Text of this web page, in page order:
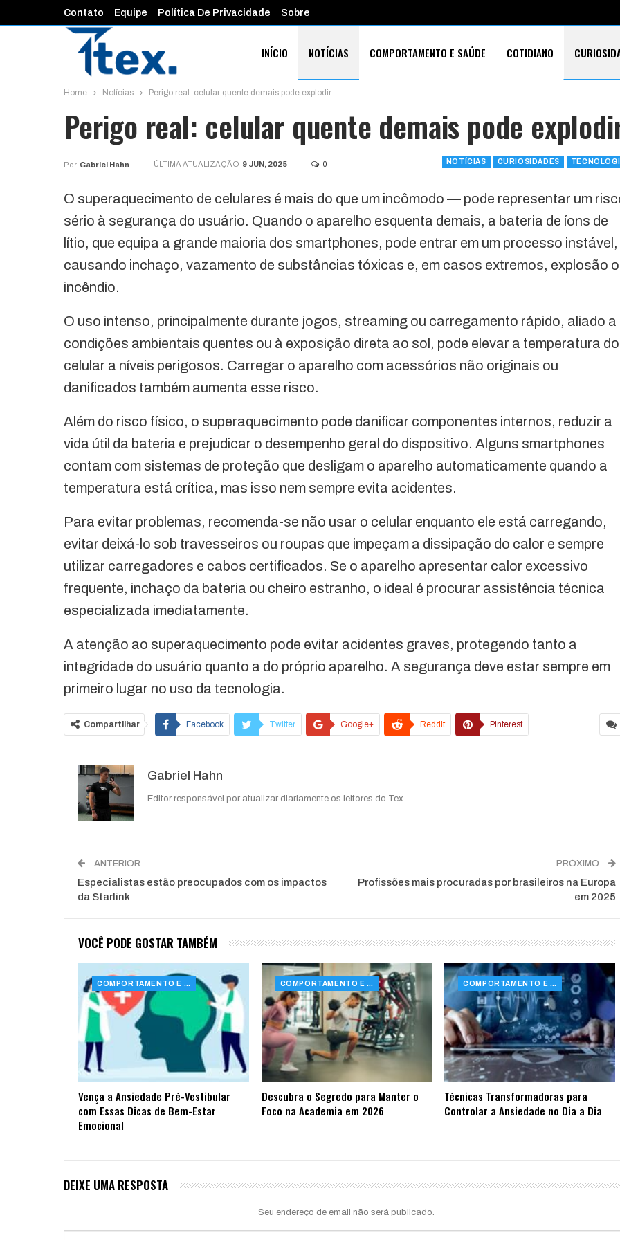
Contato Equipe Política De Privacidade Sobre
INÍCIO NOTÍCIAS COMPORTAMENTO E SAÚDE COTIDIANO
Home Notícias Perigo real: celular quente demais pode explodir
Perigo real: celular quente demais pode
NOTÍCIAS CURIOSIDADES
Por Gabriel Hahn ÚLTIMA ATUALIZAÇÃO 9 JUN, 2025 0
O superaquecimento de celulares é mais do que um incômodo — pode representar um
sério à segurança do usuário. Quando o aparelho esquenta demais, a bateria de íons de
lítio, que equipa a grande maioria dos smartphones, pode entrar em um processo instável,
causando inchaço, vazamento de substâncias tóxicas e, em casos extremos, explosão
incêndio.
O uso intenso, principalmente durante jogos, streaming ou carregamento rápido, aliado a
condições ambientais quentes ou à exposição direta ao sol, pode elevar a temperatura do
celular a níveis perigosos. Carregar o aparelho com acessórios não originais ou
danificados também aumenta esse risco.
Além do risco físico, o superaquecimento pode danificar componentes internos, reduzir a
vida útil da bateria e prejudicar o desempenho geral do dispositivo. Alguns smartphones
contam com sistemas de proteção que desligam o aparelho automaticamente quando a
temperatura está crítica, mas isso nem sempre evita acidentes.
Para evitar problemas, recomenda-se não usar o celular enquanto ele está carregando,
evitar deixá-lo sob travesseiros ou roupas que impeçam a dissipação do calor e sempre
utilizar carregadores e cabos certificados. Se o aparelho apresentar calor excessivo
frequente, inchaço da bateria ou cheiro estranho, o ideal é procurar assistência técnica
especializada imediatamente.
A atenção ao superaquecimento pode evitar acidentes graves, protegendo tanto a
integridade do usuário quanto a do próprio aparelho. A segurança deve estar sempre em
primeiro lugar no uso da tecnologia.
Compartilhar Facebook Twitter Google+ ReddIt Pinterest
Gabriel Hahn
Editor responsável por atualizar diariamente os leitores do Tex.
ANTERIOR
Especialistas estão preocupados com os impactos
da Starlink
PRÓXIMO
Profissões mais procuradas por brasileiros na Europa
em 2025
VOCÊ PODE GOSTAR TAMBÉM
COMPORTAMENTO E SAÚDE
Vença a Ansiedade Pré-Vestibular
com Essas Dicas de Bem-Estar
Emocional
COMPORTAMENTO E SAÚDE
Descubra o Segredo para Manter o
Foco na Academia em 2026
COMPORTAMENTO E SAÚDE
Técnicas Transformadoras para
Controlar a Ansiedade no Dia a Dia
DEIXE UMA RESPOSTA
Seu endereço de email não será publicado.